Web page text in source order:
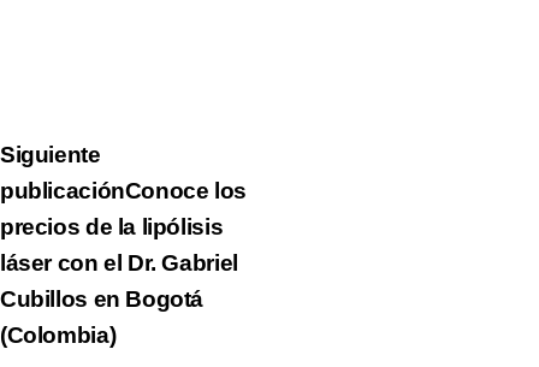
Siguiente
publicaciónConoce los
precios de la lipólisis
láser con el Dr. Gabriel
Cubillos en Bogotá
(Colombia)